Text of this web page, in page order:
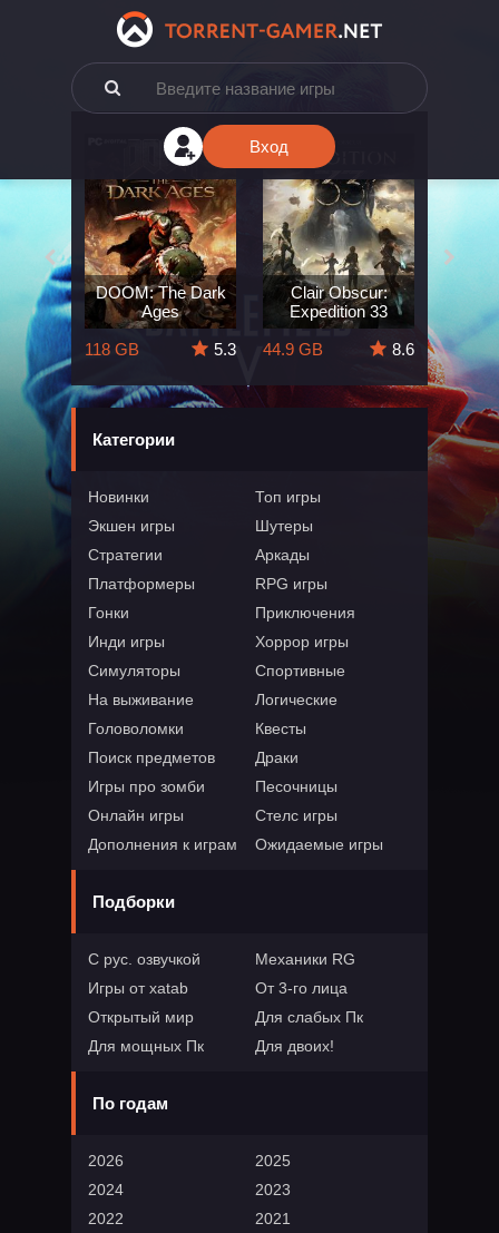
Вход
The
5.7
DOOM: The Dark
Ages
118 GB
5.3
Clair Obscur:
Expedition 33
44.9 GB
8.6
164 GB
Категории
Новинки
Топ игры
Экшен игры
Шутеры
Стратегии
Аркады
Платформеры
RPG игры
Гонки
Приключения
Инди игры
Хоррор игры
Симуляторы
Спортивные
На выживание
Логические
Головоломки
Квесты
Поиск предметов
Драки
Игры про зомби
Песочницы
Онлайн игры
Стелс игры
Дополнения к играм
Ожидаемые игры
Подборки
С рус. озвучкой
Механики RG
Игры от xatab
От 3-го лица
Открытый мир
Для слабых Пк
Для мощных Пк
Для двоих!
По годам
2026
2025
2024
2023
2022
2021